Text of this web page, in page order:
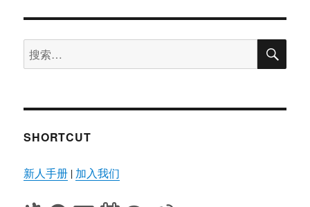
搜
索：
搜
SHORTCUT
新人手册 | 加入我们